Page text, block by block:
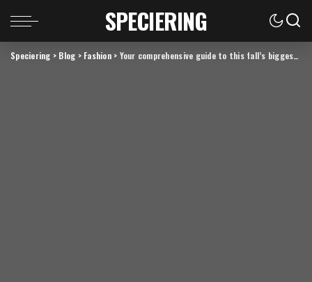
SPECIERING
Speciering > Blog > Fashion> Your comprehensive guide to this fall’s biggest trends